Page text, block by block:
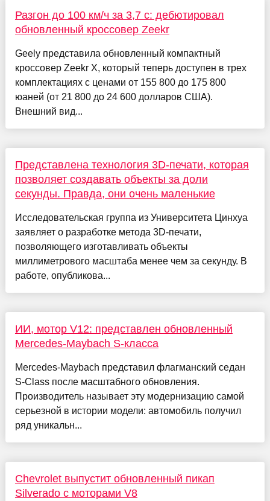
Разгон до 100 км/ч за 3,7 c: дебютировал
обновленный кроссовер Zeekr
Geely представила обновленный компактный
кроссовер Zeekr X, который теперь доступен в трех
комплектациях с ценами от 155 800 до 175 800
юаней (от 21 800 до 24 600 долларов США).
Внешний вид...
Представлена технология 3D-печати, которая
позволяет создавать объекты за доли
секунды. Правда, они очень маленькие
Исследовательская группа из Университета Цинхуа
заявляет о разработке метода 3D-печати,
позволяющего изготавливать объекты
миллиметрового масштаба менее чем за секунду. В
работе, опубликова...
ИИ, мотор V12: представлен обновленный
Mercedes-Maybach S-класса
Mercedes-Maybach представил флагманский седан
S-Class после масштабного обновления.
Производитель называет эту модернизацию самой
серьезной в истории модели: автомобиль получил
ряд уникальн...
Chevrolet выпустит обновленный пикап
Silverado с моторами V8